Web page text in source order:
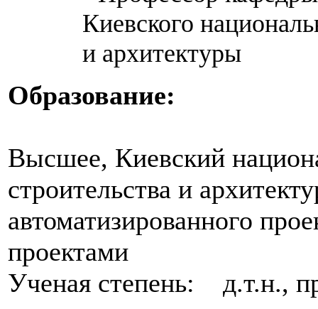
Киевского
и архитектуры
Образование:
Высшее, Киевский
строительства и
автоматизированного
проектами
Ученая степень: д.т.н.,